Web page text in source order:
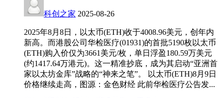
科创之家 2025-08-26
2025年8月8日，以太币(ETH)收于4008.96美元，创年内
新高。而港股公司华检医疗(01931)的首批5190枚以太币
(ETH)购入价仅为3661美元/枚，单日浮盈180.59万美元
(约1417.64万港元)。这一精准抄底，成为其启动“亚洲首
家以太坊金库”战略的“神来之笔”。 以太币(ETH)8月9日
价格继续走高，图源：金色财经 此前华检医疗公告发...